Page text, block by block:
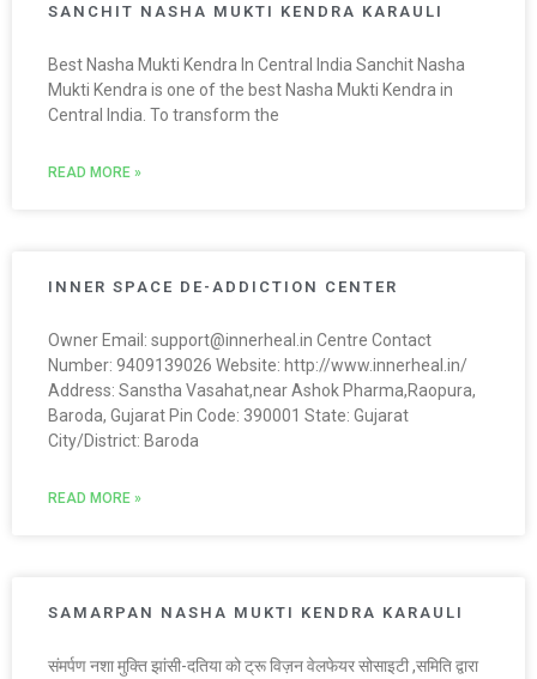
SANCHIT NASHA MUKTI KENDRA KARAULI
Best Nasha Mukti Kendra In Central India Sanchit Nasha
Mukti Kendra is one of the best Nasha Mukti Kendra in
Central India. To transform the
READ MORE »
INNER SPACE DE-ADDICTION CENTER
Owner Email: support@innerheal.in Centre Contact
Number: 9409139026 Website: http://www.innerheal.in/
Address: Sanstha Vasahat,near Ashok Pharma,Raopura,
Baroda, Gujarat Pin Code: 390001 State: Gujarat
City/District: Baroda
READ MORE »
SAMARPAN NASHA MUKTI KENDRA KARAULI
संमर्पण नशा मुक्ति झांसी-दतिया को ट्रू विज़न वेलफेयर सोसाइटी ,समिति द्वारा